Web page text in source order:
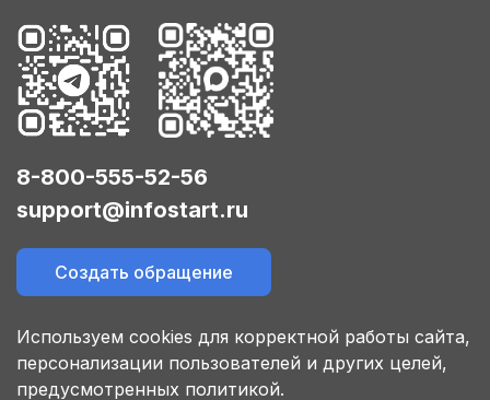
8-800-555-52-56
support@infostart.ru
Создать обращение
Используем cookies для корректной работы сайта,
персонализации пользователей и других целей,
предусмотренных политикой.